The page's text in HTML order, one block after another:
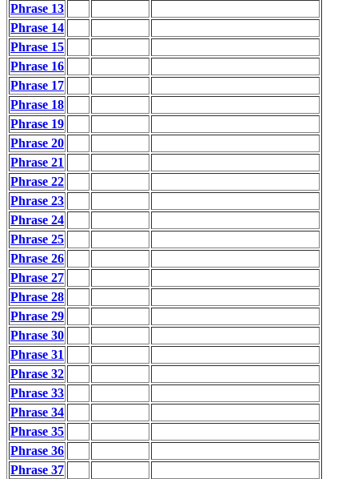
Phrase 13
Phrase 14
Phrase 15
Phrase 16
Phrase 17
Phrase 18
Phrase 19
Phrase 20
Phrase 21
Phrase 22
Phrase 23
Phrase 24
Phrase 25
Phrase 26
Phrase 27
Phrase 28
Phrase 29
Phrase 30
Phrase 31
Phrase 32
Phrase 33
Phrase 34
Phrase 35
Phrase 36
Phrase 37